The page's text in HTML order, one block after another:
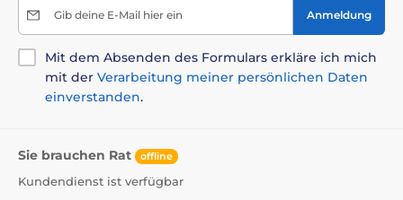
Gib deine E-Mail hier ein Anmeldung
Mit dem Absenden des Formulars erkläre ich mich
mit der Verarbeitung meiner persönlichen Daten
einverstanden.
Sie brauchen Rat offline
Kundendienst ist verfügbar